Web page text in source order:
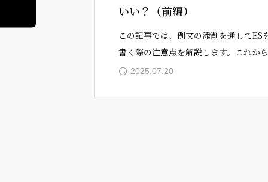
いい？（前編）
この記事では、例文の添削を通してES
書く際の注意点を解説します。これか
介することは、自分の思ったことを思っ
2025.07.20